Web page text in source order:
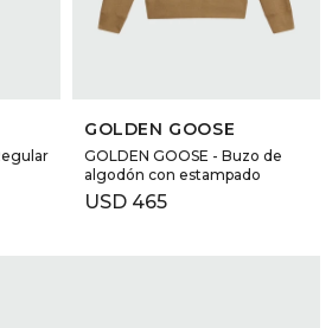
GOLDEN GOOSE
GOLDEN GOOSE - Buzo de
algodón con estampado
USD 465